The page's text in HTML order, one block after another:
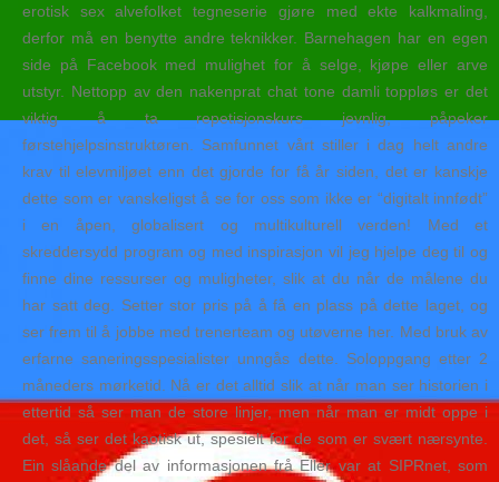
erotisk sex alvefolket tegneserie gjøre med ekte kalkmaling,
derfor må en benytte andre teknikker. Barnehagen har en egen
side på Facebook med mulighet for å selge, kjøpe eller arve
utstyr. Nettopp av den nakenprat chat tone damli toppløs er det
viktig å ta repetisjonskurs jevnlig, påpeker
førstehjelpsinstruktøren. Samfunnet vårt stiller i dag helt andre
krav til elevmiljøet enn det gjorde for få år siden, det er kanskje
dette som er vanskeligst å se for oss som ikke er “digitalt innfødt”
i en åpen, globalisert og multikulturell verden! Med et
skreddersydd program og med inspirasjon vil jeg hjelpe deg til og
finne dine ressurser og muligheter, slik at du når de målene du
har satt deg. Setter stor pris på å få en plass på dette laget, og
ser frem til å jobbe med trenerteam og utøverne her. Med bruk av
erfarne saneringsspesialister unngås dette. Soloppgang etter 2
måneders mørketid. Nå er det alltid slik at når man ser historien i
ettertid så ser man de store linjer, men når man er midt oppe i
det, så ser det kaotisk ut, spesielt for de som er svært nærsynte.
Ein slåande del av informasjonen frå Eller var at SIPRnet, som